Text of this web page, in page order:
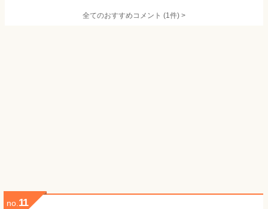
全てのおすすめコメント (1件) >
no. 11